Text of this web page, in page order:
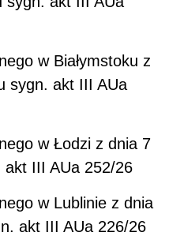
w Białymstoku z
sygn. akt III AUa
w Łodzi z dnia 7
akt III AUa 252/26
w Lublinie z dnia
akt III AUa 226/26